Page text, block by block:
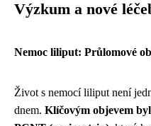
Výzkum a nové
Nemoc liliput: Průlomové
Život s nemocí liliput není
dnem. Klíčovým objevem